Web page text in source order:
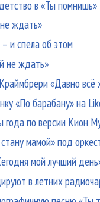
в «Ты помнишь»
ждать»
и спела об этом
не ждать»
«Давно всё
«По барабану» на
по версии Кион
мамой» под
мой лучший
в летних